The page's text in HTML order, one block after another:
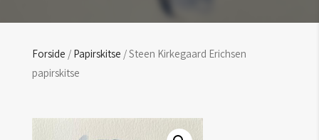
Forside / Papirskitse / Steen Kirkegaard Erichsen
papirskitse